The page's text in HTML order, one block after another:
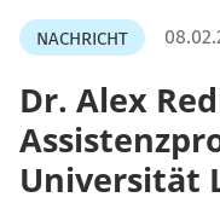
NACHRICHT
Dr. Alex
Universität